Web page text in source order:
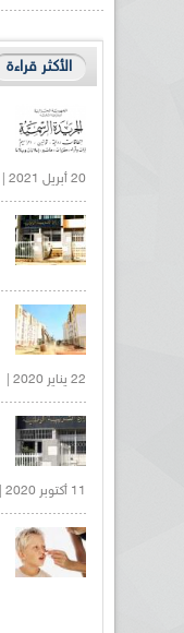
الأكثر قراءة
20 أبريل 2021 |
22 يناير 2020 |
11 أكتوبر 2020 |